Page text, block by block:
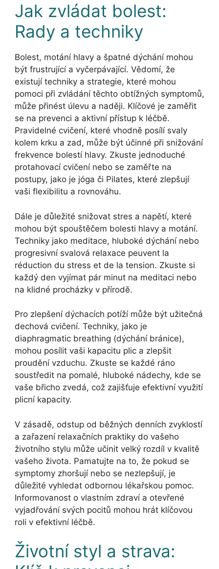
Jak zvládat bolest:
Rady a techniky
Bolest, motání hlavy a špatné dýchání mohou
být frustrující a vyčerpávající. Vědomí, že
existují techniky a strategie, které mohou
pomoci při zvládání těchto obtížných symptomů,
může přinést úlevu a naději. Klíčové je zaměřit
se na prevenci a aktivní přístup k léčbě.
Pravidelné cvičení, které vhodně posílí svaly
kolem krku a zad, může být účinné při snižování
frekvence bolestí hlavy. Zkuste jednoduché
protahovací cvičení nebo se zaměřte na
postupy, jako je jóga či Pilates, které zlepšují
vaši flexibilitu a rovnováhu.
Dále je důležité snižovat stres a napětí, které
mohou být spouštěčem bolesti hlavy a motání.
Techniky jako meditace, hluboké dýchání nebo
progresivní svalová relaxace peuvent la
réduction du stress et de la tension. Zkuste si
každý den vyjímat pár minut na meditaci nebo
na klidné procházky v přírodě.
Pro zlepšení dýchacích potíží může být užitečná
dechová cvičení. Techniky, jako je
diaphragmatic breathing (dýchání bránice),
mohou posílit vaši kapacitu plic a zlepšit
proudění vzduchu. Zkuste se každé ráno
soustředit na pomalé, hluboké nádechy, kde se
vaše břicho zvedá, což zajišťuje efektivní využití
plicní kapacity.
V zásadě, odstup od běžných denních zvyklostí
a zařazení relaxačních praktiky do vašeho
životního stylu může učinit velký rozdíl v kvalitě
vašeho života. Pamatujte na to, že pokud se
symptomy zhoršují nebo se nezlepšují, je
důležité vyhledat odbornou lékařskou pomoc.
Informovanost o vlastním zdraví a otevřené
vyjadřování svých pocitů mohou hrát klíčovou
roli v efektivní léčbě.
Životní styl a strava: